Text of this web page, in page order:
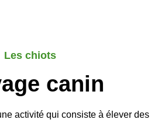
Les chiots
canin
activité qui consiste à élever des